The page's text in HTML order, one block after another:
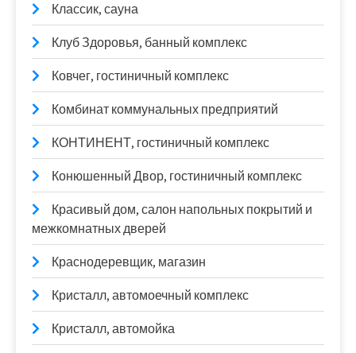
Классик, сауна
Клуб Здоровья, банный комплекс
Ковчег, гостиничный комплекс
Комбинат коммунальных предприятий
КОНТИНЕНТ, гостиничный комплекс
Конюшенный Двор, гостиничный комплекс
Красивый дом, салон напольных покрытий и
межкомнатных дверей
Краснодеревщик, магазин
Кристалл, автомоечный комплекс
Кристалл, автомойка